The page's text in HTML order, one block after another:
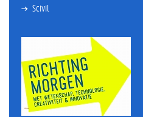
Scivil